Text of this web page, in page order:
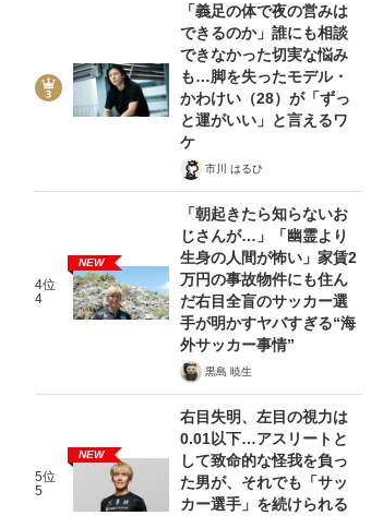
5/37
「義足の体で夜の営みは
できるのか」誰にも相談
できなかった切実な悩み
も…脚を失ったモデル・
かわけい（28）が「ずっ
と運がいい」と言えるワ
ケ
市川 はるひ
4位
4
NEW
「朝起きたら知らないお
じさんが…」「幽霊より
生身の人間が怖い」家賃2
万円の事故物件にも住ん
だ右目全盲のサッカー選
手が明かすヤバすぎる“海
外サッカー事情”
黒島 暁生
5位
5
NEW
右目失明、左目の視力は
0.01以下…アスリートと
して致命的な怪我を負っ
た男が、それでも「サッ
カー選手」を続けられる